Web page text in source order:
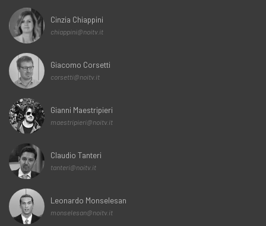
Cinzia Chiappini
chiappini@noitv.it
Giacomo Corsetti
corsetti@noitv.it
Gianni Maestripieri
maestripieri@noitv.it
Claudio Tanteri
tanteri@noitv.it
Leonardo Monselesan
monselesan@noitv.it